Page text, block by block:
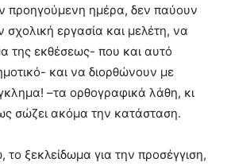
προηγούμενη ημέρα, δεν παύουν
σχολική εργασία και μελέτη, να
της εκθέσεως- που και αυτό
και να διορθώνουν με
–τα ορθογραφικά λάθη, κι
σώζει ακόμα την κατάσταση.
ξεκλείδωμα για την προσέγγιση,